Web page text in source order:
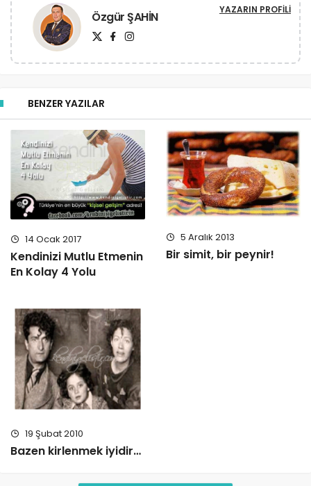
Özgür ŞAHİN YAZARIN PROFILI
BENZER YAZILAR
14 Ocak 2017
Kendinizi Mutlu Etmenin
En Kolay 4 Yolu
5 Aralık 2013
Bir simit, bir peynir!
19 Şubat 2010
Bazen kirlenmek iyidir…